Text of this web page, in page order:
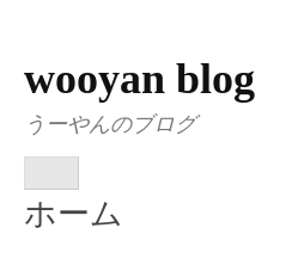
コ
ン
テ
ツ
へ
wooyan blog
うーやんのブログ
ュ
ー
ホーム